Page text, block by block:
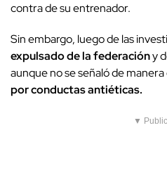
contra de su entrenador.
Sin embargo, luego de las
expulsado de la federacióny
aunque no se señaló de
por conductas antiéticas.
▼